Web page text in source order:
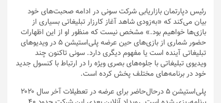
رئیس دپارتمان بازاریابی شرکت سونی در ادامه صحبت‌های خود
بیان می‌کند که «به‌زودی شاهد آغاز کارزار تبلیغاتی بسیاری از
بازی‌ها خواهیم بود.» مشخص نیست که منظور او از این اظهارات
حضور شماری از بازی‌های حین عرضه پلی‌استیشن ۵ در ویدیوهای
تبلیغاتی آینده است یا مفهوم دیگری دارد. سونی تاکنون چند
ویدیوی تبلیغاتی با جلوه‌های بصری ویژه را در ارتباط با کنسول جدید
خود در برنامه‌های مختلف پخش کرده است.
پلی‌استیشن ۵ درحال‌حاضر برای عرضه در تعطیلات آخر سال ۲۰۲۰